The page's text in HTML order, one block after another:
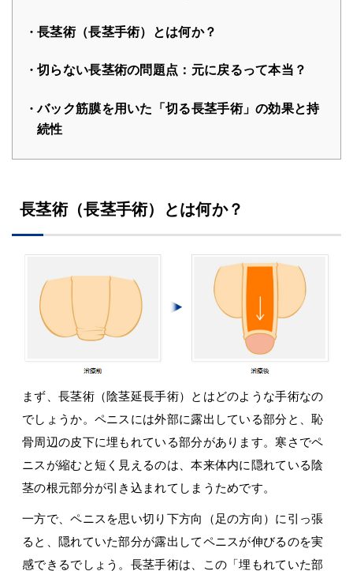
長茎術（長茎手術）とは何か？
切らない長茎術の問題点：元に戻るって本当？
バック筋膜を用いた「切る長茎手術」の効果と持
続性
長茎術（長茎手術）とは何か？
まず、長茎術（陰茎延長手術）とはどのような手術なの
でしょうか。ペニスには外部に露出している部分と、恥
骨周辺の皮下に埋もれている部分があります。寒さでペ
ニスが縮むと短く見えるのは、本来体内に隠れている陰
茎の根元部分が引き込まれてしまうためです。
一方で、ペニスを思い切り下方向（足の方向）に引っ張
ると、隠れていた部分が露出してペニスが伸びるのを実
感できるでしょう。長茎手術は、この「埋もれていた部